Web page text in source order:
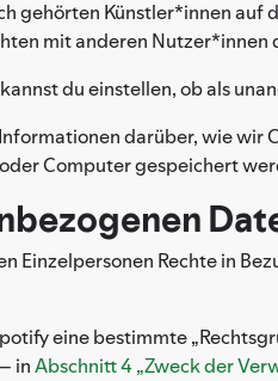
gehörten Künstler*innen
mit anderen
du einstellen, ob als
darüber, wie wir
Computer gespeichert
Einzelpersonen Rechte in
eine bestimmte
inAbschnitt 4 „Zweck der